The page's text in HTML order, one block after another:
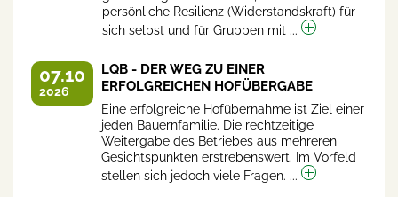
persönliche Resilienz (Widerstandskraft) für
sich selbst und für Gruppen mit ...
07.10
2026
LQB - DER WEG ZU EINER
ERFOLGREICHEN HOFÜBERGABE
Eine erfolgreiche Hofübernahme ist Ziel einer
jeden Bauernfamilie. Die rechtzeitige
Weitergabe des Betriebes aus mehreren
Gesichtspunkten erstrebenswert. Im Vorfeld
stellen sich jedoch viele Fragen. ...